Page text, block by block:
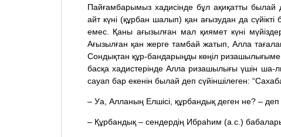
Пайғамбарымыз хадисінде бұл ақиқатты былай
айт күні (құрбан шалып) қан ағызудан да
емес. Қаны ағызылған мал қиямет күні
Ағызылған қан жерге тамбай жатып, Алла
Сондықтан құр-бандарыңды көңіл
басқа хадистерінде Алла ризашылығы үшін ша-
сауап бар екенін былай деп сүйіншілеген:
– Уа, Алланың Елшісі, құрбандық деген не? – деп
– Құрбандық – сендердің Ибраһим (а.с.)